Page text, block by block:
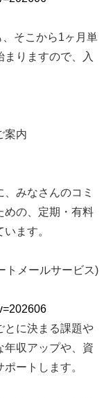
そこから1ヶ月単
まりますので、入
案内
みなさんのコミ
めの、定期・有料
ます。
トメールサービス)
とに決まる課題や
年収アップや、資
ートします。